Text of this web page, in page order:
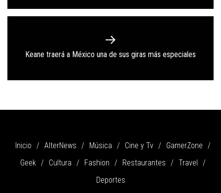
Next
Keane traerá a México una de sus giras más especiales
Inicio AlterNews Música Cine y Tv
GamerZone
Geek
Cultura Fashion Restaurantes
Travel
Deportes